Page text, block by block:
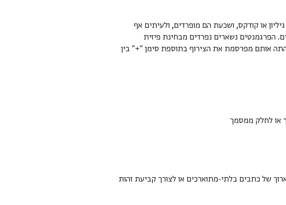
או קודקס, ושכעת הם מופרדים, ולעיתים אף
הפרגמנטים נשארים נפרדים מבחינת פיזית
אותם מפרסמת את הצירוף בתוספת סימן "+" בין
או לחלק ממסמך
של כתבים בלתי-מתוארכים או לצורך קביעת זהות